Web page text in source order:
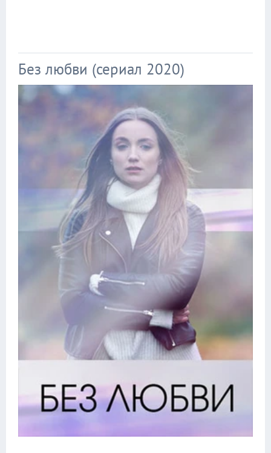
Без любви (сериал 2020)